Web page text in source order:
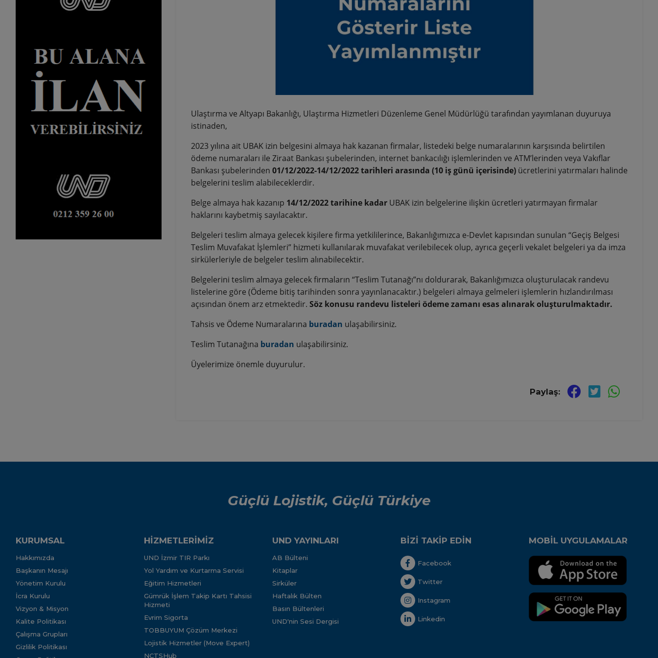
Ulaştırma ve Altyapı Bakanlığı, Ulaştırma Hizmetleri Düzenleme Genel Müdürlüğü tarafından yayımlanan duyuruya
istinaden,
2023 yılına ait UBAK izin belgesini almaya hak kazanan firmalar, listedeki belge numaralarının karşısında belirtilen
ödeme numaraları ile Ziraat Bankası şubelerinden, internet bankacılığı işlemlerinden ve ATM’lerinden veya Vakıflar
Bankası şubelerinden 01/12/2022-14/12/2022 tarihleri arasında (10 iş günü içerisinde)ücretlerini yatırmaları halinde
belgelerini teslim alabileceklerdir.
Belge almaya hak kazanıp 14/12/2022 tarihine kadar UBAK izin belgelerine ilişkin ücretleri yatırmayan firmalar
haklarını kaybetmiş sayılacaktır.
Belgeleri teslim almaya gelecek kişilere firma yetkililerince, Bakanlığımızca e-Devlet kapısından sunulan “Geçiş Belgesi
Teslim Muvafakat İşlemleri” hizmeti kullanılarak muvafakat verilebilecek olup, ayrıca geçerli vekalet belgeleri ya da imza
sirkülerleriyle de belgeler teslim alınabilecektir.
Belgelerini teslim almaya gelecek firmaların “Teslim Tutanağı”nı doldurarak, Bakanlığımızca oluşturulacak randevu
listelerine göre (Ödeme bitiş tarihinden sonra yayınlanacaktır.) belgeleri almaya gelmeleri işlemlerin hızlandırılması
açısından önem arz etmektedir. Söz konusu randevu listeleri ödeme zamanı esas alınarak oluşturulmaktadır.
Tahsis ve Ödeme Numaralarına buradan ulaşabilirsiniz.
Teslim Tutanağına buradan ulaşabilirsiniz.
Üyelerimize önemle duyurulur.
Paylaş:
Güçlü Lojistik, Güçlü Türkiye
KURUMSAL
Hakkımızda
Başkanın Mesajı
Yönetim Kurulu
İcra Kurulu
Vizyon & Misyon
Kalite Politikası
Çalışma Grupları
Gizlilik Politikası
HİZMETLERİMİZ
UND İzmir TIR Parkı
Yol Yardım ve Kurtarma Servisi
Eğitim Hizmetleri
Gümrük İşlem Takip Kartı Tahsisi
Hizmeti
Evrim Sigorta
TOBBUYUM Çözüm Merkezi
Lojistik Hizmetler (Move Expert)
NCTSHub
UND YAYINLARI
AB Bülteni
Kitaplar
Sirküler
Haftalık Bülten
Basın Bültenleri
UND'nin Sesi Dergisi
BİZİ TAKİP EDİN
Facebook
Twitter
Instagram
Linkedin
MOBİL UYGULAMALAR